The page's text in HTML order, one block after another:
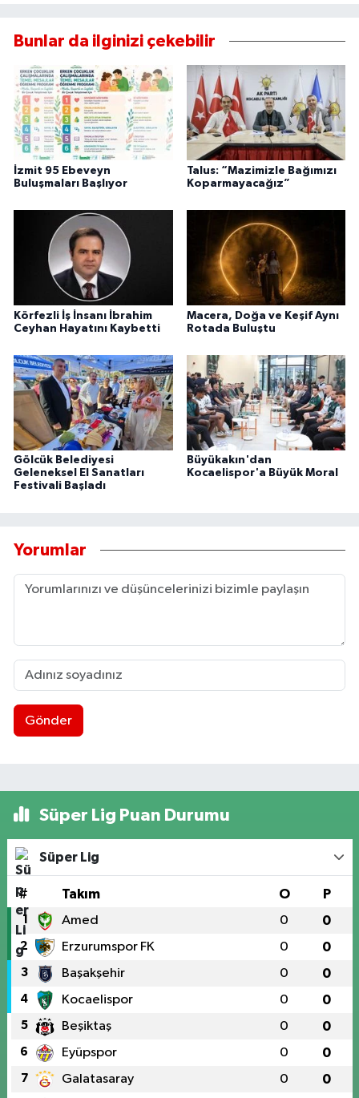
Bunlar da ilginizi çekebilir
İzmit 95 Ebeveyn
Buluşmaları Başlıyor
Talus: “Mazimizle Bağımızı
Koparmayacağız”
Körfezli İş İnsanı İbrahim
Ceyhan Hayatını Kaybetti
Macera, Doğa ve Keşif Aynı
Rotada Buluştu
Gölcük Belediyesi
Geleneksel El Sanatları
Festivali Başladı
Büyükakın'dan
Kocaelispor'a Büyük Moral
Yorumlar
Gönder
Süper Lig Puan Durumu
Süper Lig
# Takım O P
1 Amed 0 0
2 Erzurumspor FK 0 0
3 Başakşehir 0 0
4 Kocaelispor 0 0
5 Beşiktaş 0 0
6 Eyüpspor 0 0
7 Galatasaray 0 0